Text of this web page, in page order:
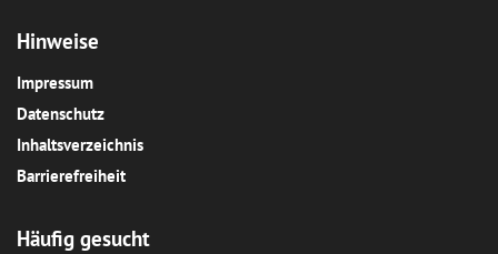
Hinweise
Impressum
Datenschutz
Inhaltsverzeichnis
Barrierefreiheit
Häufig gesucht